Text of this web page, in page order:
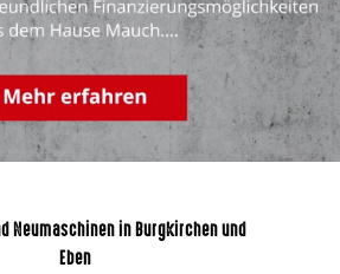
Neumaschinen in Burgkirchen und
Eben